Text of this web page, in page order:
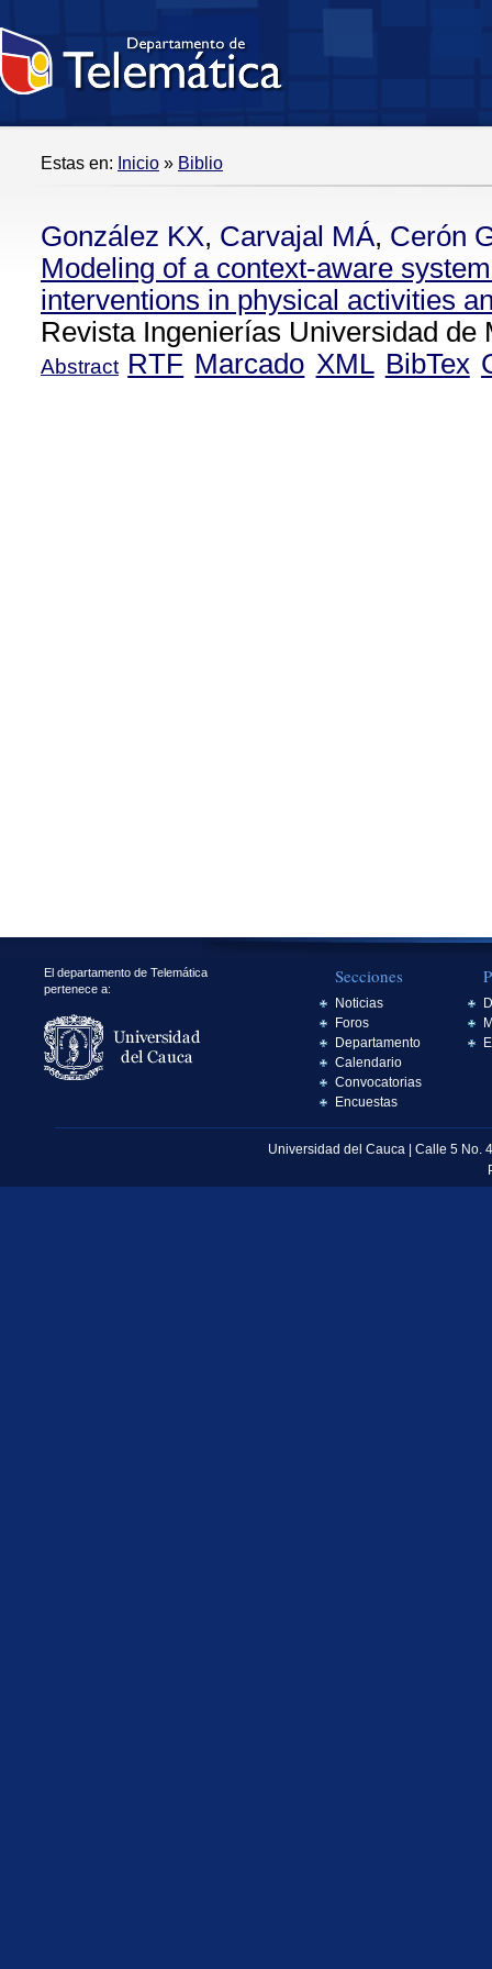
Estas en: Inicio » Biblio
González KX, Carvajal MÁ, Cerón
Modeling of a context-aware
interventions in physical activities
Revista Ingenierías Universidad de
Abstract RTF Marcado XML BibTex
El departamento de Telemática
pertenece a:
Secciones
Noticias
Foros
Departamento
Calendario
Convocatorias
Encuestas
Universidad del Cauca | Calle 5 No.